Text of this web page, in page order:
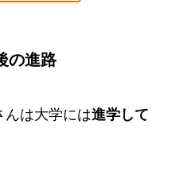
の進路
んは大学には進学して